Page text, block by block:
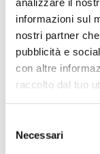
informazioni sul
nostri partner
pubblicità e
con altre
raccolto dal tuo
delNecessari
Accessori